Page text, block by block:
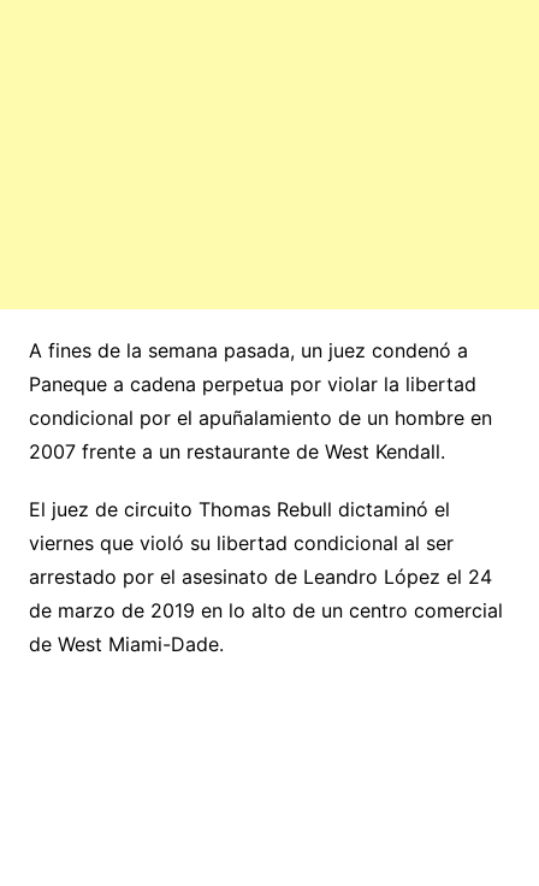
A fines de la semana pasada, un juez condenó a
Paneque a cadena perpetua por violar la libertad
condicional por el apuñalamiento de un hombre en
2007 frente a un restaurante de West Kendall.
El juez de circuito Thomas Rebull dictaminó el
viernes que violó su libertad condicional al ser
arrestado por el asesinato de Leandro López el 24
de marzo de 2019 en lo alto de un centro comercial
de West Miami-Dade.